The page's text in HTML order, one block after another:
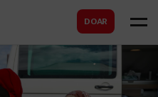
DOAR